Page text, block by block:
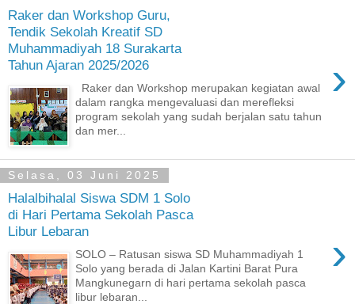
Raker dan Workshop Guru,
Tendik Sekolah Kreatif SD
Muhammadiyah 18 Surakarta
Tahun Ajaran 2025/2026
›
Raker dan Workshop merupakan kegiatan awal
dalam rangka mengevaluasi dan merefleksi
program sekolah yang sudah berjalan satu tahun
dan mer...
Selasa, 03 Juni 2025
Halalbihalal Siswa SDM 1 Solo
di Hari Pertama Sekolah Pasca
Libur Lebaran
›
SOLO – Ratusan siswa SD Muhammadiyah 1
Solo yang berada di Jalan Kartini Barat Pura
Mangkunegarn di hari pertama sekolah pasca
libur lebaran...